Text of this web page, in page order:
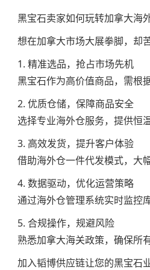
黑宝石卖家如何玩转加拿大海
想在加拿大市场大展拳脚，却
1. 精准选品，抢占市场先机
黑宝石作为高价值商品，需根
2. 优质仓储，保障商品安全
选择专业海外仓服务，提供恒
3. 高效发货，提升客户体验
借助海外仓一件代发模式，大
4. 数据驱动，优化运营策略
通过海外仓管理系统实时监控
5. 合规操作，规避风险
熟悉加拿大海关政策，确保所
加入韬博供应链让您的黑宝石